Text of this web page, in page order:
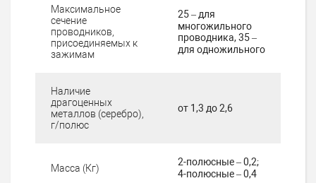
Максимальное
сечение
проводников,
присоединяемых к
зажимам
25 – для
многожильного
проводника, 35 –
для одножильного
Наличие
драгоценных
металлов (серебро),
г/полюс
от 1,3 до 2,6
Масса (Кг)
2-полюсные – 0,2;
4-полюсные – 0,4